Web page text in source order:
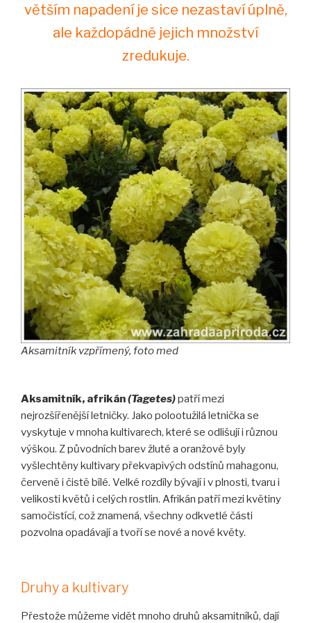
větším napadení je sice nezastaví úplně,
ale každopádně jejich množství
zredukuje.
Aksamitník vzpřímený, foto med
Aksamitník, afrikán(Tagetes)patří mezi
nejrozšířenější letničky. Jako polootužilá letnička se
vyskytuje v mnoha kultivarech, které se odlišují i různou
výškou. Z původních barev žluté a oranžové byly
vyšlechtěny kultivary překvapivých odstínů mahagonu,
červeně i čistě bílé. Velké rozdíly bývají i v plnosti, tvaru i
velikosti květů i celých rostlin. Afrikán patří mezi květiny
samočistící, což znamená, všechny odkvetlé části
pozvolna opadávají a tvoří se nové a nové květy.
Druhy a kultivary
Přestože můžeme vidět mnoho druhů aksamitníků, dají